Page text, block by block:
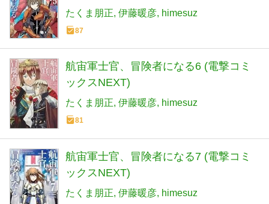
たくま朋正 伊藤暖彦 himesuz
87
航宙軍士官、冒険者になる6 (電撃コミ
ックスNEXT)
たくま朋正 伊藤暖彦 himesuz
81
航宙軍士官、冒険者になる7 (電撃コミ
ックスNEXT)
たくま朋正 伊藤暖彦 himesuz